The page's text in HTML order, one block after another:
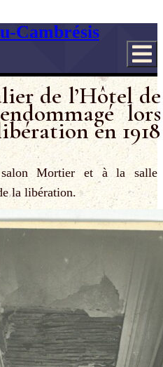
Cambrésis
de l’Hôtel de
lors
en 1918
Mortier et à la salle
la libération.